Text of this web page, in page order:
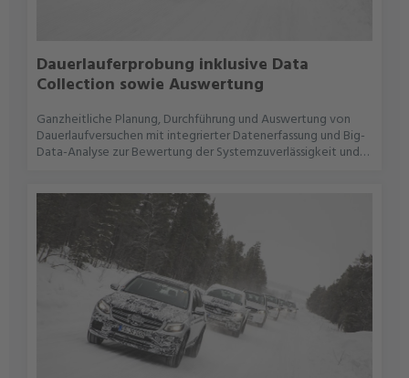
Dauerlauferprobung inklusive Data
Collection sowie Auswertung
Ganzheitliche Planung, Durchführung und Auswertung von
Dauerlaufversuchen mit integrierter Datenerfassung und Big-
Data-Analyse zur Bewertung der Systemzuverlässigkeit und
Autobahn, Stadtverkehr)Integration von Messtechnik zur
kontinuierlichen Erfassung von Betriebsdaten (z. B.
Temperaturen, Vibrationen, CAN-Signale)Nutzung von Data-
Logging-Systemen zur Vorverarbeitung großer
DatenmengenAutomatisierte Datenübertragung und
zentrale Speicherung in EDAG-DatenbankenBig-Data-
Analyse zur Identifikation von Schwachstellen, Ausfallmustern
und OptimierungspotenzialenErstellung von
Lebensdauerprognosen und Ableitung technischer
MaßnahmenDokumentation und Reporting sowie Tracking
der beschrieben Tätigkeitsfelder Projektmanagement (z.B.